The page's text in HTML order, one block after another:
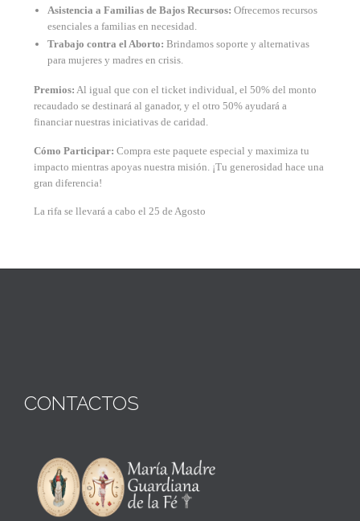
Asistencia a Familias de Bajos Recursos: Ofrecemos recursos
esenciales a familias en necesidad.
Trabajo contra el Aborto: Brindamos soporte y alternativas
para mujeres y madres en crisis.
Premios: Al igual que con el ticket individual, el 50% del monto
recaudado se destinará al ganador, y el otro 50% ayudará a
financiar nuestras iniciativas de caridad.
Cómo Participar: Compra este paquete especial y maximiza tu
impacto mientras apoyas nuestra misión. ¡Tu generosidad hace una
gran diferencia!
La rifa se llevará a cabo el 25 de Agosto
CONTACTOS